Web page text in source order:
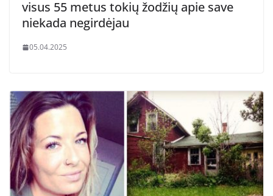
visus 55 metus tokių žodžių apie save
niekada negirdėjau
05.04.2025